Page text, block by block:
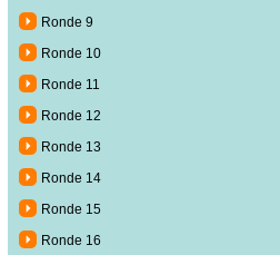
Ronde 9
Ronde 10
Ronde 11
Ronde 12
Ronde 13
Ronde 14
Ronde 15
Ronde 16